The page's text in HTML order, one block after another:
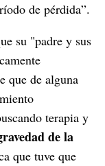
de pérdida”.
su "padre y sus
que de alguna
terapia y
de la
que tuve que